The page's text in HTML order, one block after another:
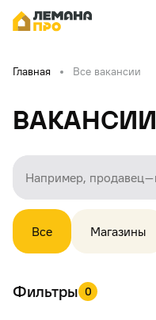
Главная Все вакансии
Вакансии
Все Магазины
Фильтры 0